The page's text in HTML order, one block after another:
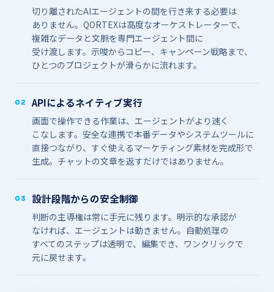
切り離された​​AIエージェントの​​間を​​行き来する​​必要は​​
ありません。​​QORTEXは​​高度な​​オーケストレーターで、​​
複雑な​​データと​​文脈を​​専門エージェント間に​​
受け渡します。​​示唆から​​コピー、​​キャンペーン戦略まで、​​
ひとつの​​プロジェクトが​​滑らかに​​流れます。
02 APIに​​よる​​ネイティブ実行
画面で​​操作できる​​作業は、​​エージェントが​​より​​速く​​
こなします。​​安全な​​連携で​​本番​データや​​システムツールに​​
直接つながり、​​すぐ​使える​​マーケティング素材を​​完成形で​​
生成。​​チャットの​​文章を​​返すだけでは​​ありません。
03 設計段階からの​​安全制御
判断の​​主導権は​​常に​​手元に​​残ります。​​明示的な​​承認が​​
なければ、​​エージェントは​​動きません。​​自動処理の​​
すべての​​ステップは​​透明で、​​編集でき、​​ワンクリックで​​
元に​​戻せます。